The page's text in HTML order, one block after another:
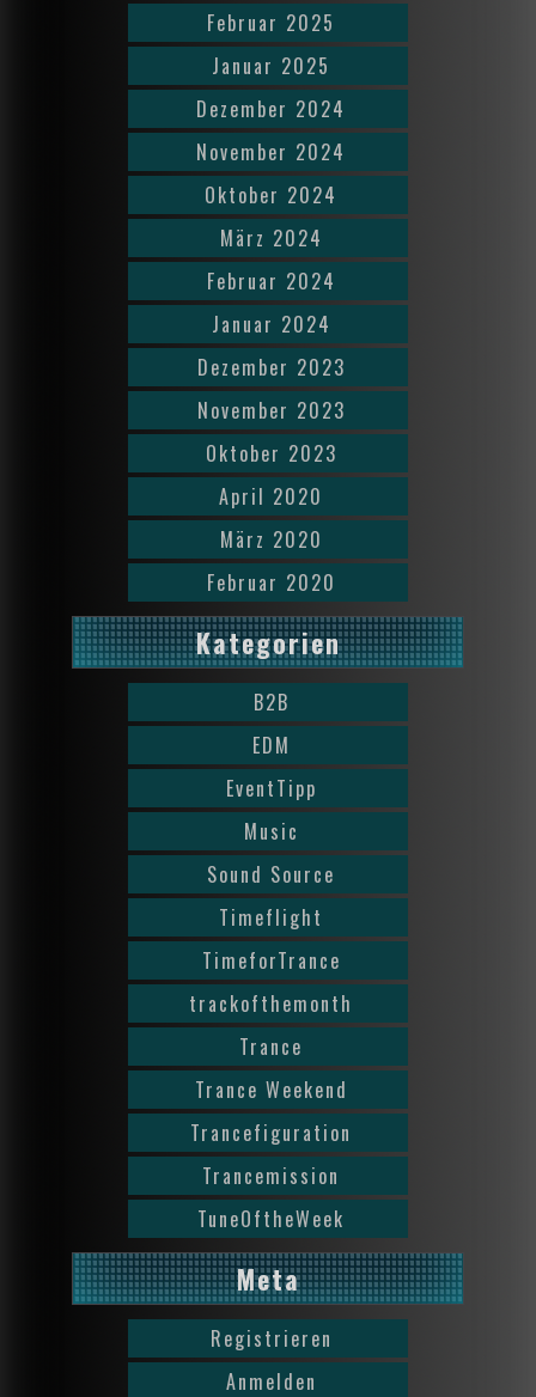
Februar 2025
Januar 2025
Dezember 2024
November 2024
Oktober 2024
März 2024
Februar 2024
Januar 2024
Dezember 2023
November 2023
Oktober 2023
April 2020
März 2020
Februar 2020
Kategorien
B2B
EDM
EventTipp
Music
Sound Source
Timeflight
TimeforTrance
trackofthemonth
Trance
Trance Weekend
Trancefiguration
Trancemission
TuneOftheWeek
Meta
Registrieren
Anmelden